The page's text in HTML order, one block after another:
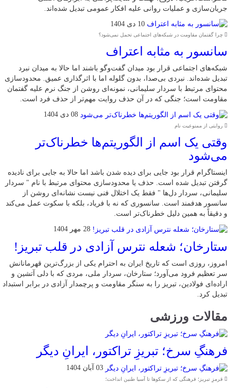
جریان‌سازی و عملیات روانی علیه افکار عمومی تبدیل شده‌اند.
10 دی 1404
چرا گفتمان مقاومت در شبکه‌های اجتماعی تحمل نمی‌شود؟
سانسور به مثابه اعتراف
شبکه‌های اجتماعی قرار بود میدان گفت‌وگو باشند اما حالا به میدان نبرد
تبدیل شده‌اند. نبردی بی‌صدا، بدون گلوله اما با اثرگذاری عمیق. محدودسازی
محتوای مرتبط با سردار سلیمانی، نمونه‌ای روشن از جنگ نرم علیه گفتمان
مقاومت است؛ جنگی که در آن حذف روایت مهم‌تر از حذف فرد است.
08 دی 1404
روایتی از ممنوعیت نام
وقتی یک اسم از الگوریتم‌ها خطرناک‌تر
می‌شود
اینستاگرام قرار بود جایی برای دیده شدن باشد اما حالا به جایی برای نادیده
گرفتن تبدیل شده است. حذف یا محدودسازی محتوای مرتبط با نام " سردار
سلیمانی، سردار دل‌ها " فقط یک اختلال فنی نیست نشانه‌ای روشن از
سانسور هدفمند است. سانسوری که نه با فریاد، بلکه با سکوت عمل می‌کند
و دقیقاً به همین دلیل خطرناک‌تر است.
28 مهر 1404
ستارخان؛ شعله نترس آزادی در قلب تبریز!
امروز، روزی است که تاریخ ایران به احترام یکی از بزرگ‌ترین قهرمانانش
سر تعظیم فرود می‌آورد؛ ستارخان، سردار ملی، مردی که با دلی آتشین و
اراده‌ای فولادین، تبریز را به سنگر مقاومت و پرچمدار آزادی در برابر استبداد
تبدیل کرد.
مقالات ورزشی
فرهنگِ سرخ؛ تبریزِ تراکتور، ایرانِ دیگر
03 آبان 1404
قرمزِ تبریز؛ فرهنگی که از سکوها تا آسیا طنین انداخت؛